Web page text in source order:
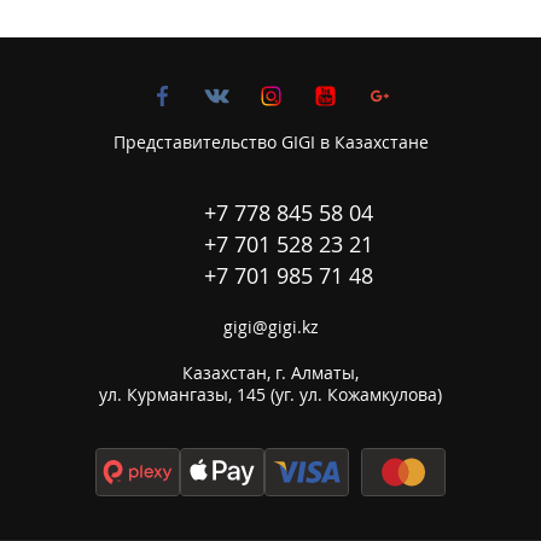
Представительство GIGI в Казахстане
+7 778 845 58 04
+7 701 528 23 21
+7 701 985 71 48
gigi@gigi.kz
Казахстан, г. Алматы,
ул. Курмангазы, 145 (уг. ул. Кожамкулова)